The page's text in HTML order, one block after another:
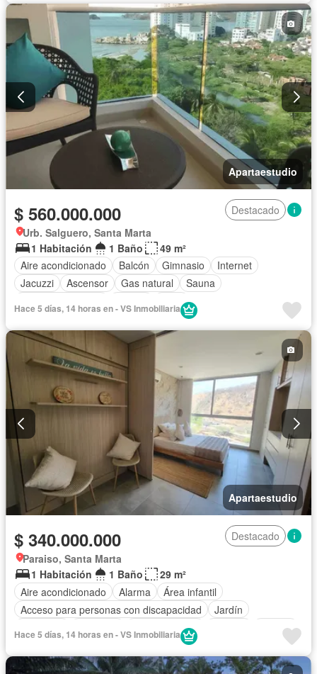
Apartaestudio
$ 560.000.000
Destacado
Urb. Salguero, Santa Marta
1 Habitación
1 Baño
49 m²
Aire acondicionado
Balcón Gimnasio
Internet
Jacuzzi
Ascensor Gas natural
Sauna
Agua
Hace 5 días, 14 horas en - VS Inmobiliaria
Apartaestudio
$ 340.000.000
Destacado
Paraiso, Santa Marta
1 Habitación
1 Baño
29 m²
Aire acondicionado
Alarma
Área infantil
Acceso para personas con discapacidad
Jardín
Cocina integral
Jacuzzi
Seguridad privada
Piscina
Agua
Hace 5 días, 14 horas en - VS Inmobiliaria